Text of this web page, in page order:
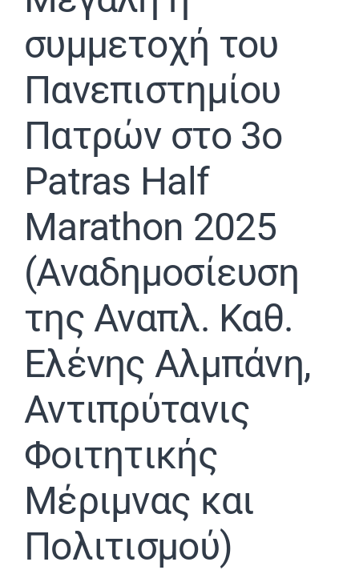
συμμετοχή του
Πανεπιστημίου
Πατρών στο 3ο
Patras Half
Marathon 2025
(Αναδημοσίευση
της Αναπλ. Καθ.
Ελένης Αλμπάνη,
Αντιπρύτανις
Φοιτητικής
Μέριμνας και
Πολιτισμού)